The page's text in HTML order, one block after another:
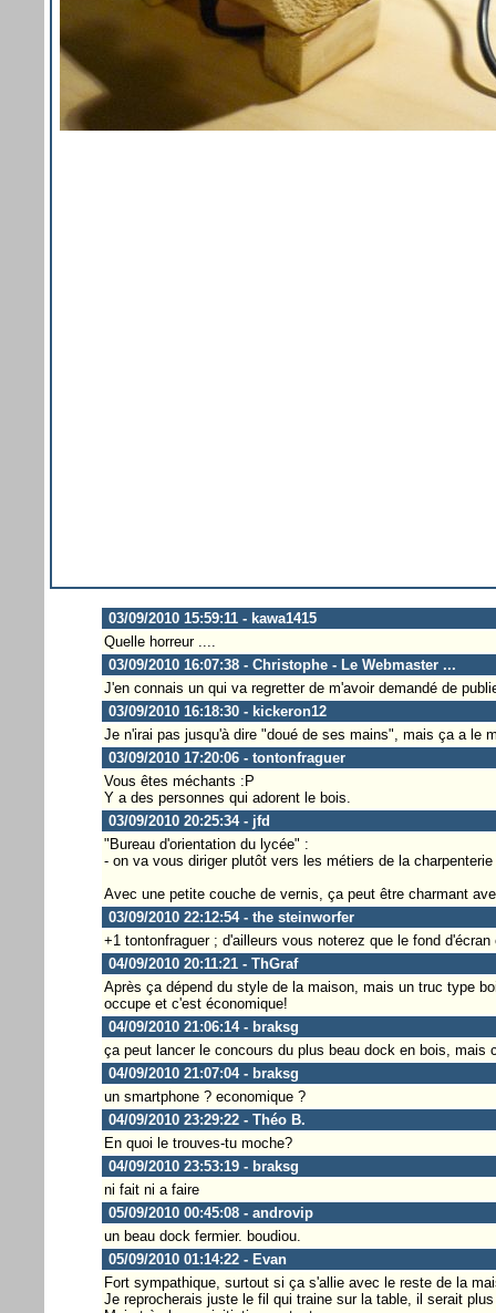
03/09/2010 15:59:11 - kawa1415
Quelle horreur ....
03/09/2010 16:07:38 - Christophe - Le Webmaster ...
J'en connais un qui va regretter de m'avoir demandé de
03/09/2010 16:18:30 - kickeron12
Je n'irai pas jusqu'à dire "doué de ses mains", mais ça a le
03/09/2010 17:20:06 - tontonfraguer
Vous êtes méchants :P
Y a des personnes qui adorent le bois.
03/09/2010 20:25:34 - jfd
"Bureau d'orientation du lycée" :
- on va vous diriger plutôt vers les métiers de la
Avec une petite couche de vernis, ça peut être charmant
03/09/2010 22:12:54 - the steinworfer
+1 tontonfraguer ; d'ailleurs vous noterez que le fond
04/09/2010 20:11:21 - ThGraf
Après ça dépend du style de la maison, mais un truc type
occupe et c'est économique!
04/09/2010 21:06:14 - braksg
ça peut lancer le concours du plus beau dock en bois, mais
04/09/2010 21:07:04 - braksg
un smartphone ? economique ?
04/09/2010 23:29:22 - Théo B.
En quoi le trouves-tu moche?
04/09/2010 23:53:19 - braksg
ni fait ni a faire
05/09/2010 00:45:08 - androvip
un beau dock fermier. boudiou.
05/09/2010 01:14:22 - Evan
Fort sympathique, surtout si ça s'allie avec le reste de la
Je reprocherais juste le fil qui traine sur la table, il serait